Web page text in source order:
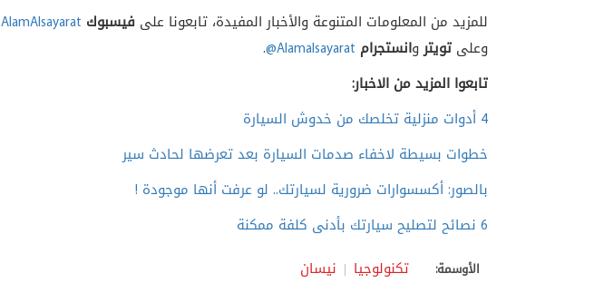
للمزيد من المعلومات المتنوعة والأخبار المفيدة، تابعونا على فيسبوك AlamAlsayarat
وعلى تويتروانستجرام @Alamalsayarat
.
تابعوا المزيد من الاخبار:
4 أدوات منزلية تخلصك من خدوش السيارة
خطوات بسيطة لاخفاء صدمات السيارة بعد تعرضها لحادث سير
بالصور: أكسسوارات ضرورية لسيارتك.. لو عرفت أنها موجودة !
6 نصائح لتصليح سيارتك بأدنى كلفة ممكنة
الأوسمة: تكنولوجيا نيسان